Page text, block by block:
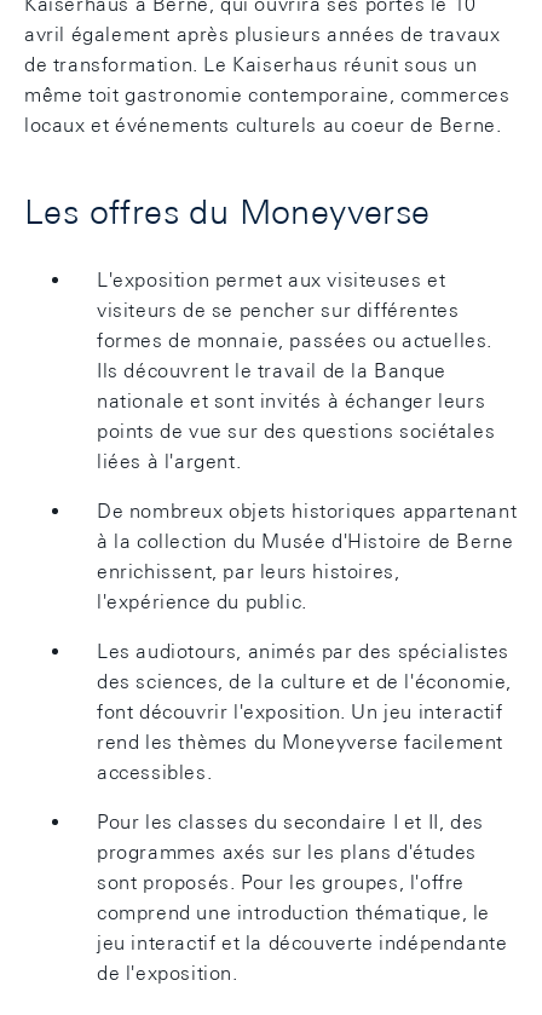
avril également après plusieurs années de travaux
de transformation. Le Kaiserhaus réunit sous un
même toit gastronomie contemporaine, commerces
locaux et événements culturels au coeur de Berne.
Les offres du Moneyverse
L'exposition permet aux visiteuses et
visiteurs de se pencher sur différentes
formes de monnaie, passées ou actuelles.
Ils découvrent le travail de la Banque
nationale et sont invités à échanger leurs
points de vue sur des questions sociétales
liées à l'argent.
De nombreux objets historiques appartenant
à la collection du Musée d'Histoire de Berne
enrichissent, par leurs histoires,
l'expérience du public.
Les audiotours, animés par des spécialistes
des sciences, de la culture et de l'économie,
font découvrir l'exposition. Un jeu interactif
rend les thèmes du Moneyverse facilement
accessibles.
Pour les classes du secondaire I et II, des
programmes axés sur les plans d'études
sont proposés. Pour les groupes, l'offre
comprend une introduction thématique, le
jeu interactif et la découverte indépendante
de l'exposition.